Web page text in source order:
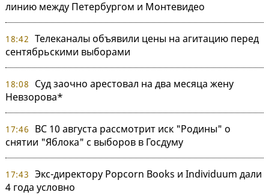
линию между Петербургом и Монтевидео
18:42 Телеканалы объявили цены на агитацию перед
сентябрьскими выборами
18:08
Суд заочно арестовал на два месяца жену
Невзорова*
17:46
ВС 10 августа рассмотрит иск "Родины" о
снятии "Яблока" с выборов в Госдуму
17:43 Экс-директору Popcorn Books и Individuum дали
4 года условно